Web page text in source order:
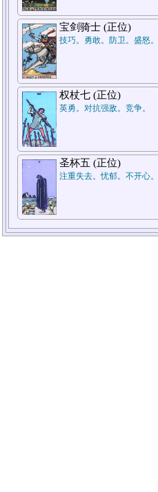
宝剑骑士 (正位)
技巧。勇敢。防卫。盛怒
权杖七 (正位)
英勇。对抗强敌。竞争。
圣杯五 (正位)
注重失去。忧郁。不开心。